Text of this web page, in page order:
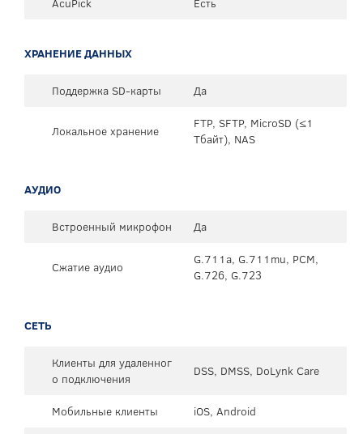
ХРАНЕНИЕ ДАННЫХ
Поддержка SD-карты Да
Локальное хранение
FTP, SFTP, MicroSD (≤1
Тбайт), NAS
АУДИО
Встроенный микрофон Да
Сжатие аудио
G.711a, G.711mu, PCM,
G.726, G.723
СЕТЬ
Клиенты для удаленног
о подключения
DSS, DMSS, DoLynk Care
Мобильные клиенты iOS, Android